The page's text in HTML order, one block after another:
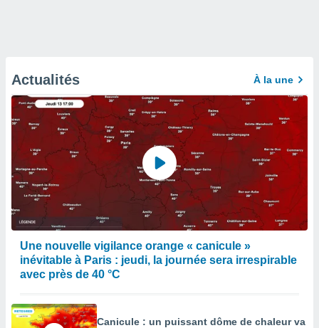
Actualités À la une
Une nouvelle vigilance orange « canicule »
inévitable à Paris : jeudi, la journée sera irrespirable
avec près de 40 °C
Canicule : un puissant dôme de chaleur va